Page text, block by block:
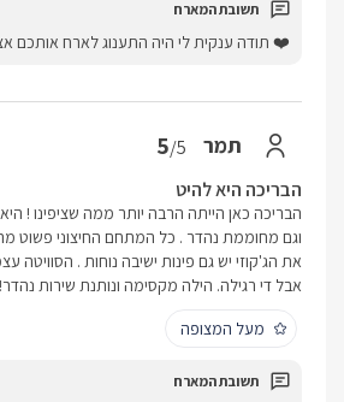
❤️ תודה ענקית לי היה התענוג לארח אותכם
תמר 5/5
הבריכה היא להיט
הבריכה כאן הייתה הרבה יותר ממה שציפינו !
וגם מחוממת נהדר . כל המתחם החיצוני פשוט
את הג'קוזי יש גם פינות ישיבה נוחות .
אבל די רגילה. הילה מקסימה ונותנת שירות
מעל המצופה